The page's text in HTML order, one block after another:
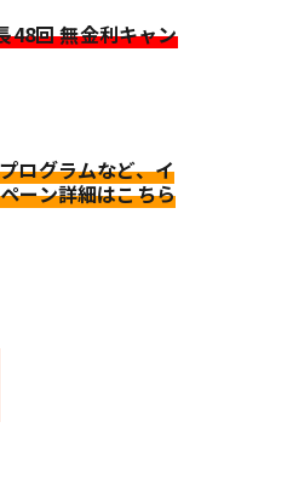
48回 無金利キャン
ログラムなど、イ
ーン詳細はこちら